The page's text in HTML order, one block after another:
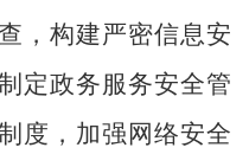
，构建严密信息安
定政务服务安全管
度，加强网络安全